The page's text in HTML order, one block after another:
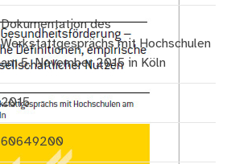
Dokumentation des
Werkstattgesprächs mit Hochschulen
am 5. November 2015 in Köln
2015
60649200